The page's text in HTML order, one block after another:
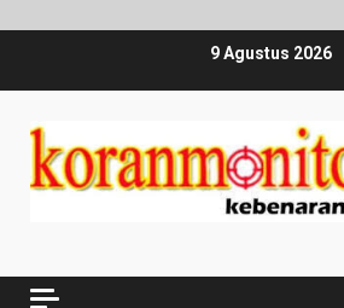
9 Agustus 2026